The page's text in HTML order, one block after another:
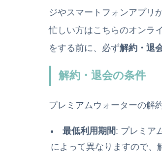
ジやスマートフォンアプリ
忙しい方はこちらのオンラ
をする前に、必ず解約・退
解約・退会の条件
プレミアムウォーターの解
最低利用期間: プレミア
によって異なりますので、